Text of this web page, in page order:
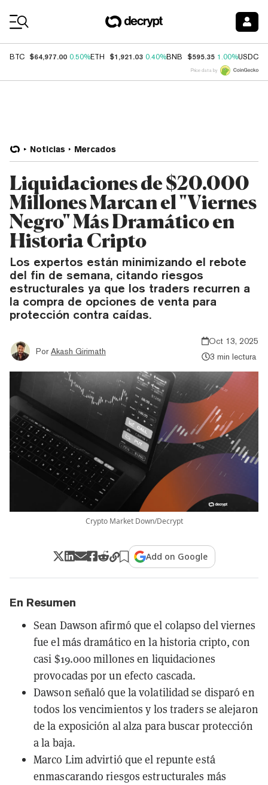
BTC $64,977.00 0.50%ETH $1,921.03 0.40%BNB $595.35 1.00%USDC
Price data by
Noticias Mercados
Liquidaciones de $20.000
Millones Marcan el "Viernes
Negro" Más Dramático en
Historia Cripto
Los expertos están minimizando el rebote
del fin de semana, citando riesgos
estructurales ya que los traders recurren a
la compra de opciones de venta para
protección contra caídas.
Por Akash Girimath
Oct 13, 2025
3 min lectura
Crypto Market Down/Decrypt
Add on Google
En Resumen
Sean Dawson afirmó que el colapso del viernes
fue el más dramático en la historia cripto, con
casi $19.000 millones en liquidaciones
provocadas por un efecto cascada.
Dawson señaló que la volatilidad se disparó en
todos los vencimientos y los traders se alejaron
de la exposición al alza para buscar protección
a la baja.
Marco Lim advirtió que el repunte está
enmascarando riesgos estructurales más